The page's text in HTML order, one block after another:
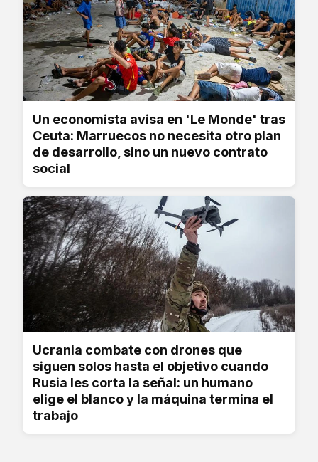
Un economista avisa en 'Le Monde' tras
Ceuta: Marruecos no necesita otro plan
de desarrollo, sino un nuevo contrato
social
Ucrania combate con drones que
siguen solos hasta el objetivo cuando
Rusia les corta la señal: un humano
elige el blanco y la máquina termina el
trabajo